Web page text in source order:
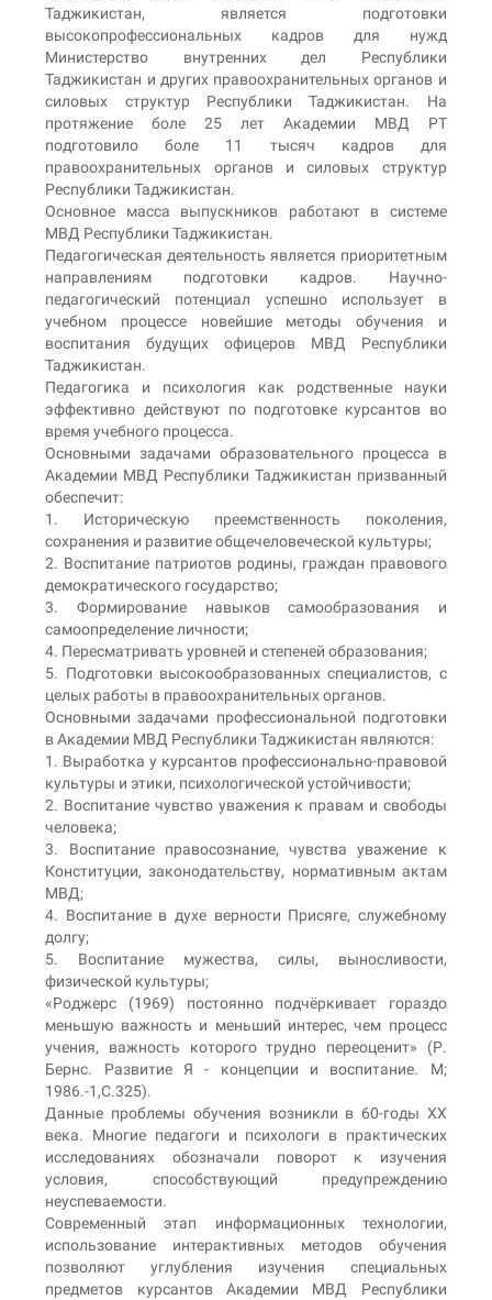
Таджикистан, является подготовки
высокопрофессиональных кадров для нужд
Министерство внутренних дел Республики
Таджикистан и других правоохранительных органов и
силовых структур Республики Таджикистан. На
протяжение боле 25 лет Академии МВД РТ
подготовило боле 11 тысяч кадров для
правоохранительных органов и силовых структур
Республики Таджикистан.
Основное масса выпускников работают в системе
МВД Республики Таджикистан.
Педагогическая деятельность является приоритетным
направлениям подготовки кадров. Научно-
педагогический потенциал успешно использует в
учебном процессе новейшие методы обучения и
воспитания будущих офицеров МВД Республики
Таджикистан.
Педагогика и психология как родственные науки
эффективно действуют по подготовке курсантов во
время учебного процесса.
Основными задачами образовательного процесса в
Академии МВД Республики Таджикистан призванный
обеспечит:
1. Историческую преемственность поколения,
сохранения и развитие общечеловеческой культуры;
2. Воспитание патриотов родины, граждан правового
демократического государство;
3. Формирование навыков самообразования и
самоопределение личности;
4. Пересматривать уровней и степеней образования;
5. Подготовки высокообразованных специалистов, с
целых работы в правоохранительных органов.
Основными задачами профессиональной подготовки
в Академии МВД Республики Таджикистан являются:
1. Выработка у курсантов профессионально-правовой
культуры и этики, психологической устойчивости;
2. Воспитание чувство уважения к правам и свободы
человека;
3. Воспитание правосознание, чувства уважение к
Конституции, законодательству, нормативным актам
МВД;
4. Воспитание в духе верности Присяге, служебному
долгу;
5. Воспитание мужества, силы, выносливости,
физической культуры;
«Роджерс (1969) постоянно подчёркивает гораздо
меньшую важность и меньший интерес, чем процесс
учения, важность которого трудно переоценит» (Р.
Бернс. Развитие Я - концепции и воспитание. М;
1986.-1,С.325).
Данные проблемы обучения возникли в 60-годы ХХ
века. Многие педагоги и психологи в практических
исследованиях обозначали поворот к изучения
условия, способствующий предупреждению
неуспеваемости.
Современный этап информационных технологии,
использование интерактивных методов обучения
позволяют углубления изучения специальных
предметов курсантов Академии МВД Республики